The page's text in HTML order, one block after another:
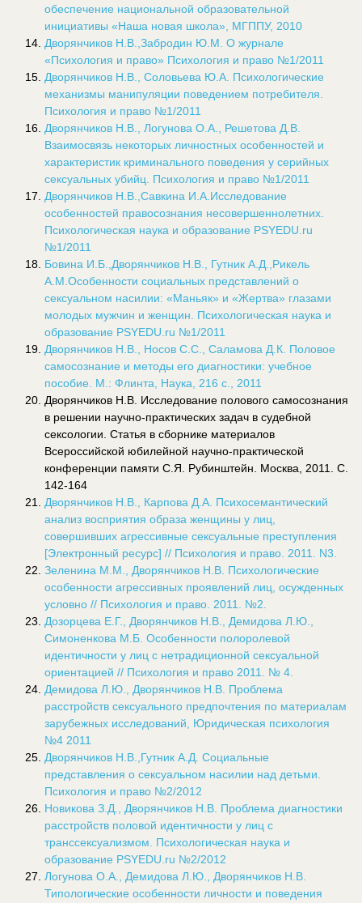
обеспечение национальной образовательной
инициативы «Наша новая школа», МГППУ, 2010
Дворянчиков Н.В.,Забродин Ю.М. О журнале
«Психология и право» Психология и право №1/2011
Дворянчиков Н.В., Соловьева Ю.А. Психологические
механизмы манипуляции поведением потребителя.
Психология и право №1/2011
Дворянчиков Н.В., Логунова О.А., Решетова Д.В.
Взаимосвязь некоторых личностных особенностей и
характеристик криминального поведения у серийных
сексуальных убийц. Психология и право №1/2011
Дворянчиков Н.В.,Савкина И.А.Исследование
особенностей правосознания несовершеннолетних.
Психологическая наука и образование PSYEDU.ru
№1/2011
Бовина И.Б.,Дворянчиков Н.В., Гутник А.Д.,Рикель
А.М.Особенности социальных представлений о
сексуальном насилии: «Маньяк» и «Жертва» глазами
молодых мужчин и женщин. Психологическая наука и
образование PSYEDU.ru №1/2011
Дворянчиков Н.В., Носов С.С., Саламова Д.К. Половое
самосознание и методы его диагностики: учебное
пособие. М.: Флинта, Наука, 216 с., 2011
Дворянчиков Н.В. Исследование полового самосознания
в решении научно-практических задач в судебной
сексологии. Статья в сборнике материалов
Всероссийской юбилейной научно-практической
конференции памяти С.Я. Рубинштейн. Москва, 2011. С.
142-164
Дворянчиков Н.В., Карпова Д.А. Психосемантический
анализ восприятия образа женщины у лиц,
совершивших агрессивные сексуальные преступления
[Электронный ресурс] // Психология и право. 2011. N3.
Зеленина М.М., Дворянчиков Н.В. Психологические
особенности агрессивных проявлений лиц, осужденных
условно // Психология и право. 2011. №2.
Дозорцева Е.Г., Дворянчиков Н.В., Демидова Л.Ю.,
Симоненкова М.Б. Особенности полоролевой
идентичности у лиц с нетрадиционной сексуальной
ориентацией // Психология и право 2011. № 4.
Демидова Л.Ю., Дворянчиков Н.В. Проблема
расстройств сексуального предпочтения по материалам
зарубежных исследований, Юридическая психология
№4 2011
Дворянчиков Н.В.,Гутник А.Д. Социальные
представления о сексуальном насилии над детьми.
Психология и право №2/2012
Новикова З.Д., Дворянчиков Н.В. Проблема диагностики
расстройств половой идентичности у лиц с
транссексуализмом. Психологическая наука и
образование PSYEDU.ru №2/2012
Логунова О.А., Демидова Л.Ю., Дворянчиков Н.В.
Типологические особенности личности и поведения